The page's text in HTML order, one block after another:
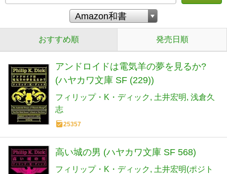
おすすめ順 発売日順
アンドロイドは電気羊の夢を見るか?
(ハヤカワ文庫 SF (229))
フィリップ・K・ディック 土井宏明 浅倉久
志
25357
高い城の男 (ハヤカワ文庫 SF 568)
フィリップ・K・ディック
土井宏明(ポジト